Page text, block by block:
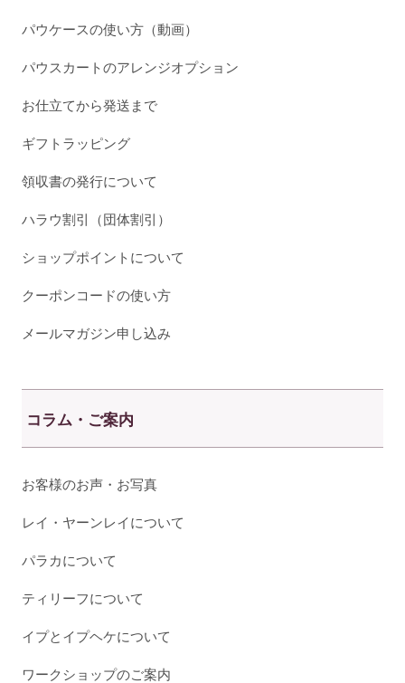
パウケースの使い方（動画）
パウスカートのアレンジオプション
お仕立てから発送まで
ギフトラッピング
領収書の発行について
ハラウ割引（団体割引）
ショップポイントについて
クーポンコードの使い方
メールマガジン申し込み
コラム・ご案内
お客様のお声・お写真
レイ・ヤーンレイについて
パラカについて
ティリーフについて
イプとイプヘケについて
ワークショップのご案内